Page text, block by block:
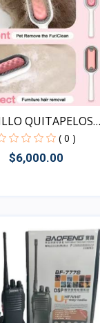
QUITAPELOS
( 0 )
$6,000.00